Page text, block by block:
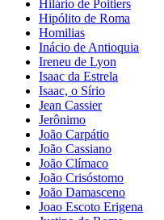
Hilário de Poitiers
Hipólito de Roma
Homilias
Inácio de Antioquia
Ireneu de Lyon
Isaac da Estrela
Isaac, o Sírio
Jean Cassier
Jerônimo
João Carpátio
João Cassiano
João Clímaco
João Crisóstomo
João Damasceno
Joao Escoto Erigena